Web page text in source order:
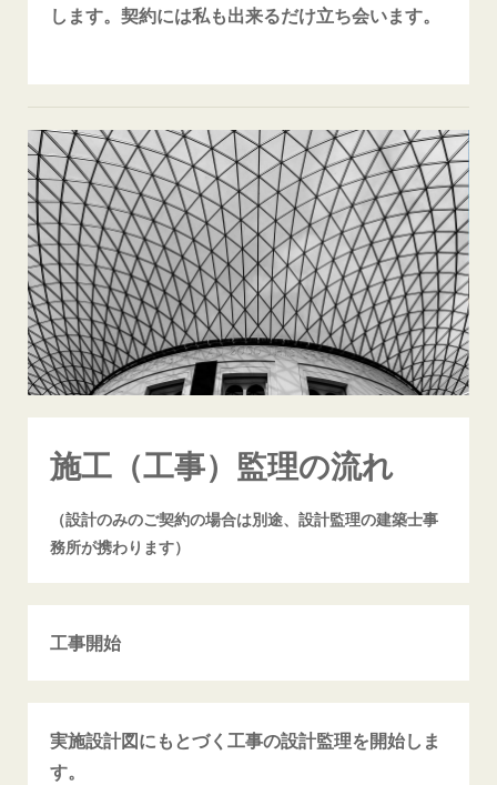
します。契約には私も出来るだけ立ち会います。
施工（工事）監理の流れ
（設計のみのご契約の場合は別途、設計監理の建築士事
務所が携わります）
工事開始
実施設計図にもとづく工事の設計監理を開始しま
す。